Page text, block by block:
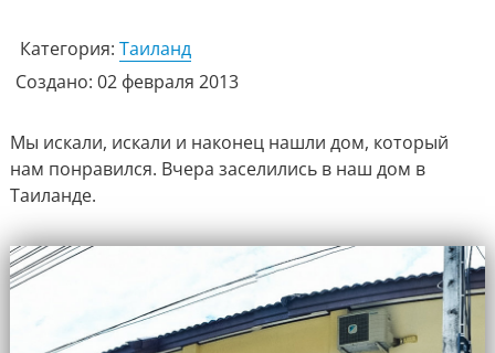
Категория: Таиланд
Создано: 02 февраля 2013
Мы искали, искали и наконец нашли дом, который
нам понравился. Вчера заселились в наш дом в
Таиланде.